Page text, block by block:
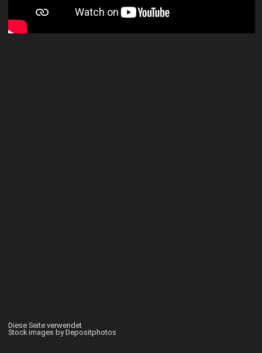
Diese Seite verwendet
Stock images by Depositphotos